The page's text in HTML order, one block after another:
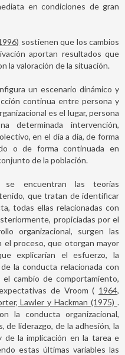
en condiciones de gran
sostienen que los cambios
aportan resultados que
la valoración de la situación.
un escenario dinámico y
continua entre persona y
es el lugar, persona
determinada intervención,
en el día a día, de forma
o de forma continuada en
de la población.
encuentran las teorías
que tratan de identificar
todas ellas relacionadas con
propiciadas por el
organizacional, surgen las
proceso, que otorgan mayor
explicarían el esfuerzo, la
la conducta relacionada con
cambio de comportamiento,
de Vroom ( 1964,
Lawler y Hackman (1975) .
la conducta organizacional,
de liderazgo, de la adhesión, la
de la implicación en la tarea e
estas últimas variables las